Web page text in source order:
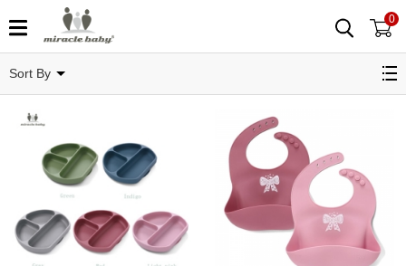
0
Sort By